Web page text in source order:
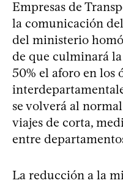
Empresas de
la comunicación
del ministerio
de que culminará
50% el aforo en los
se volverá al
viajes de corta,
entre
La reducción a la